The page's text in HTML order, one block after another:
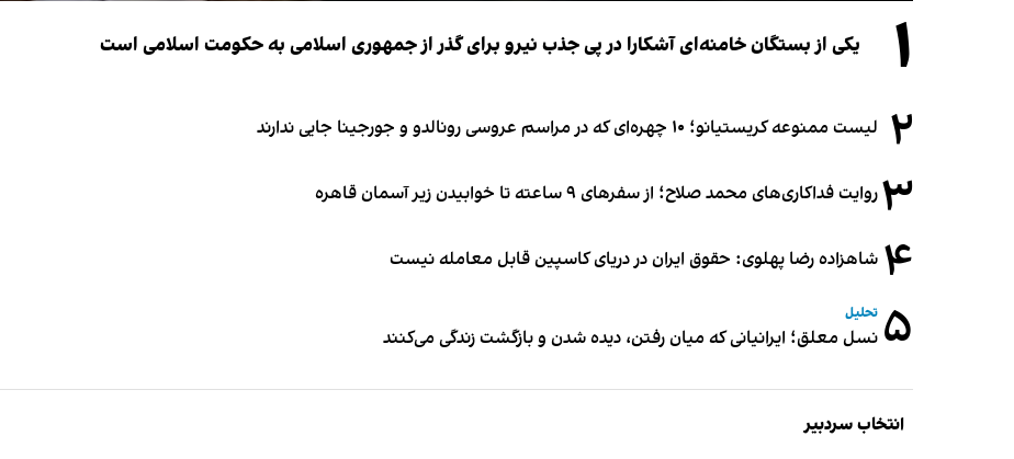
۱ یکی از بستگان خامنه‌ای آشکارا در پی جذب نیرو برای گذر از جمهوری اسلامی به حکومت اسلامی است
۲ لیست ممنوعه کریستیانو؛ ۱۰ چهره‌ای که در مراسم عروسی رونالدو و جورجینا جایی ندارند
۳روایت فداکاری‌های محمد صلاح؛ از سفرهای ۹ ساعته تا خوابیدن زیر آسمان قاهره
۴ شاهزاده رضا پهلوی: حقوق ایران در دریای کاسپین قابل معامله نیست
۵ تحلیل
نسل معلق؛ ایرانیانی که میان رفتن، دیده شدن و بازگشت زندگی می‌کنند
انتخاب سردبیر